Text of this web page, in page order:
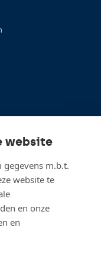
website
gegevens m.b.t.
website te
en onze
en